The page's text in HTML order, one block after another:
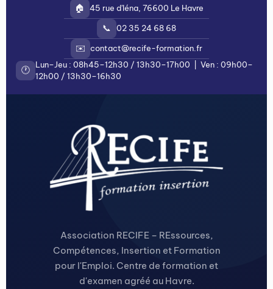
🏠 45 rue d'Iéna, 76600 Le Havre
📞 02 35 24 68 68
✉️ contact@recife-formation.fr
🕐
Lun–Jeu : 08h45–12h30 / 13h30–17h00 | Ven : 09h00–
12h00 / 13h30–16h30
Association RECIFE – REssources,
Compétences, Insertion et Formation
pour l'Emploi. Centre de formation et
d'examen agréé au Havre.